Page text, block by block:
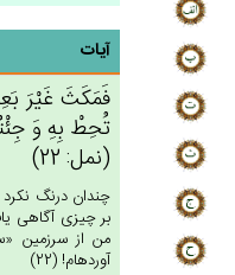
آیات
فَمَكَث‌َ غَيْرَ
تُحِط‌ْ بِه‌ِ وَ
(نمل: 22)
چندان درنگ
بر چيزى آگاهى
من از سرزمين
آورده‏ام! (22)